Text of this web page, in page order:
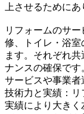
上させるためにあ
リフォームのサ
修、トイレ・浴室
ます。それぞれ
ナンスの確保です
サービスや事業者
技術力と実績：
実績により大き